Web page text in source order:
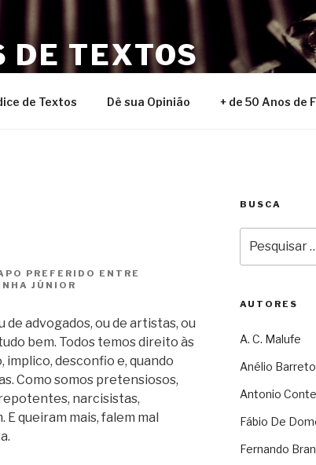
DE TEXTOS
de Textos Dê sua Opinião + de 50 Anos de
PREFERIDO ENTRE
JÚNIOR
advogados, ou de artistas, ou
bem. Todos temos direito às
implico, desconfio e, quando
Como somos pretensiosos,
narcisistas,
E queiram mais, falem mal
BUSCA
por:
AUTORES
A. C. Malufe
Anélio Barreto
Antonio
Fábio De
Fernando